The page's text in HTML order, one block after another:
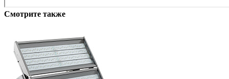
Смотрите также